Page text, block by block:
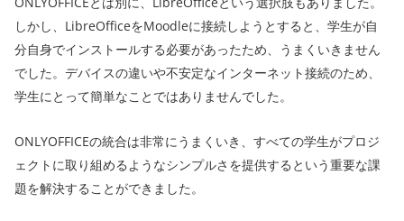
しかし、LibreOfficeをMoodleに接続しようとすると、学生が自
分自身でインストールする必要があったため、うまくいきません
でした。デバイスの違いや不安定なインターネット接続のため、
学生にとって簡単なことではありませんでした。
ONLYOFFICEの統合は非常にうまくいき、すべての学生がプロジ
ェクトに取り組めるようなシンプルさを提供するという重要な課
題を解決することができました。